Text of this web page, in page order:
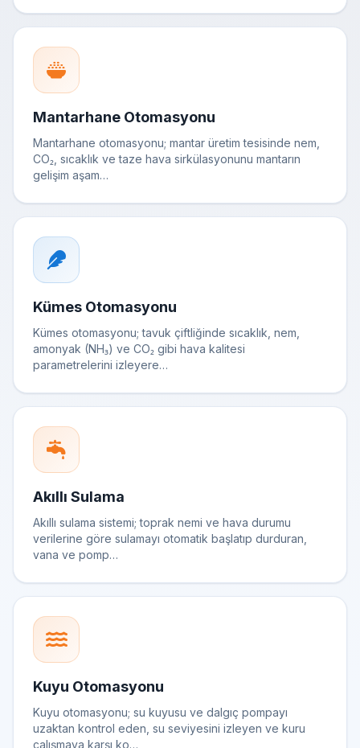
Mantarhane Otomasyonu
Mantarhane otomasyonu; mantar üretim tesisinde nem,
CO₂, sıcaklık ve taze hava sirkülasyonunu mantarın
gelişim aşam…
Kümes Otomasyonu
Kümes otomasyonu; tavuk çiftliğinde sıcaklık, nem,
amonyak (NH₃) ve CO₂ gibi hava kalitesi
parametrelerini izleyere…
Akıllı Sulama
Akıllı sulama sistemi; toprak nemi ve hava durumu
verilerine göre sulamayı otomatik başlatıp durduran,
vana ve pomp…
Kuyu Otomasyonu
Kuyu otomasyonu; su kuyusu ve dalgıç pompayı
uzaktan kontrol eden, su seviyesini izleyen ve kuru
çalışmaya karşı ko…